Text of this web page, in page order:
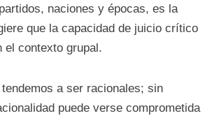
naciones y épocas, es la
que la capacidad de juicio crítico
el contexto grupal.
tendemos a ser racionales; sin
puede verse comprometida